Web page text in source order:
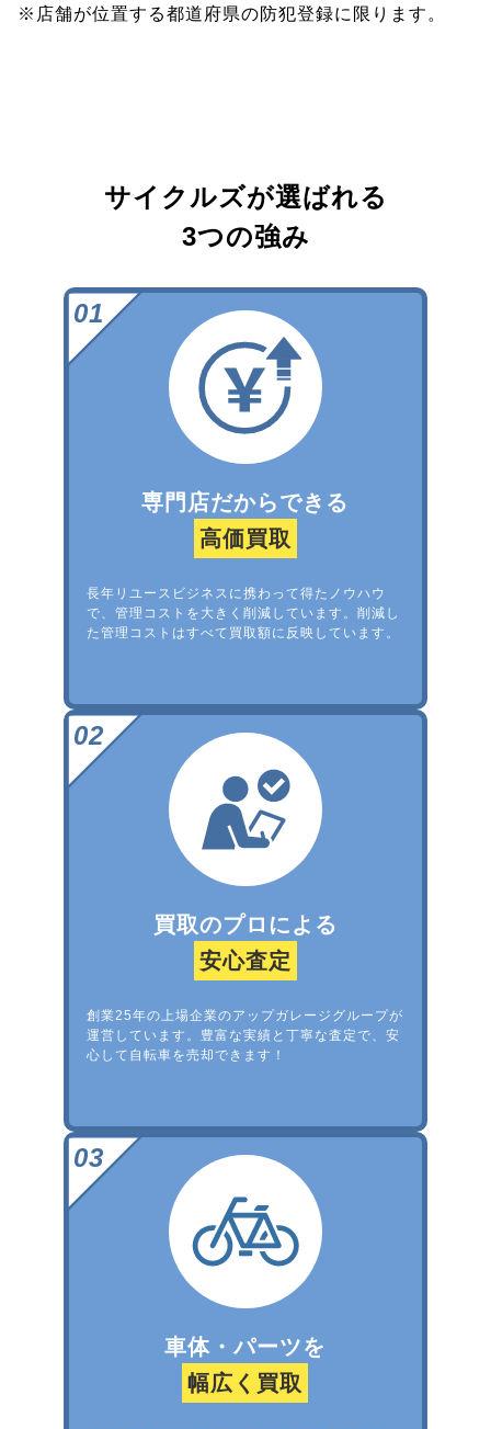
※店舗が位置する都道府県の防犯登録に限ります。
サイクルズが選ばれる
3つの強み
専門店だからできる
高価買取
長年リユースビジネスに携わって得たノウハウ
で、管理コストを大きく削減しています。削減し
た管理コストはすべて買取額に反映しています。
買取のプロによる
安心査定
創業25年の上場企業のアップガレージグループが
運営しています。豊富な実績と丁寧な査定で、安
心して自転車を売却できます！
車体・パーツを
幅広く買取